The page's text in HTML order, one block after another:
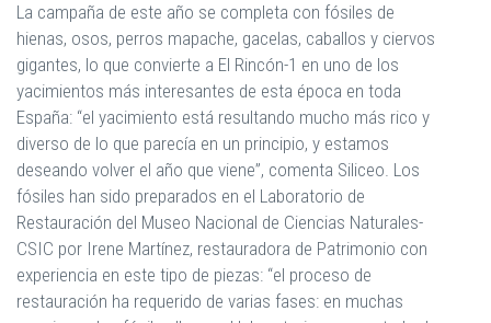
La campaña de este año se completa con fósiles de
hienas, osos, perros mapache, gacelas, caballos y ciervos
gigantes, lo que convierte a El Rincón-1 en uno de los
yacimientos más interesantes de esta época en toda
España: “el yacimiento está resultando mucho más rico y
diverso de lo que parecía en un principio, y estamos
deseando volver el año que viene”, comenta Siliceo. Los
fósiles han sido preparados en el Laboratorio de
Restauración del Museo Nacional de Ciencias Naturales-
CSIC por Irene Martínez, restauradora de Patrimonio con
experiencia en este tipo de piezas: “el proceso de
restauración ha requerido de varias fases: en muchas